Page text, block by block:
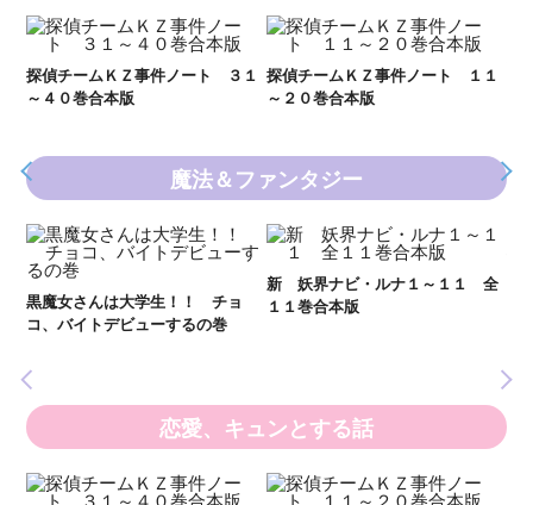
探偵チームＫＺ事件ノート ３１
～４０巻合本版
探偵チームＫＺ事件ノート １１
～２０巻合本版
魔法＆ファンタジー
黒魔女さんは大学生！！ チョ
コ、バイトデビューするの巻
新 妖界ナビ・ルナ１～１１ 全
１１巻合本版
恋愛、キュンとする話